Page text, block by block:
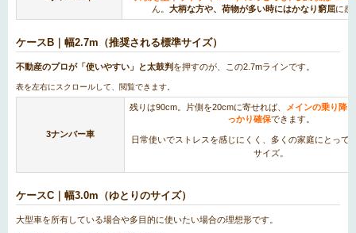
ん。 大柄な方や、荷物が多い時にはかなり窮屈に感
ケースB｜幅2.7m（推奨される標準サイズ）
不動産のプロが「使いやすい」と太鼓判 を押すのが、この2.7mラインです。
3ナンバー車
残りは90cm。片側を20cmに寄せれば、
メインの乗り降
っかり確保できます。
日常使いでストレスを感じにくく、多くの家庭にとって
サイズ。
ケースC｜幅3.0m（ゆとりのサイズ）
大型車を所有している場合や多目的に使いたい場合の理想形です。